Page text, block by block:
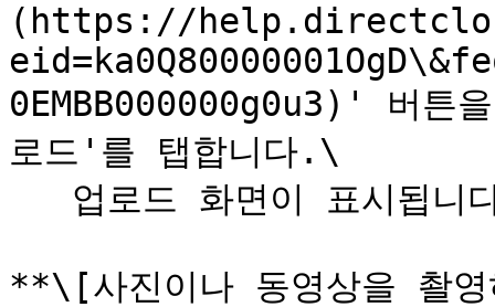
(https://
0EMBB000000g0u3)' 버튼
로드'를 탭합니다.\
**\[사진이나 동영상을 촬